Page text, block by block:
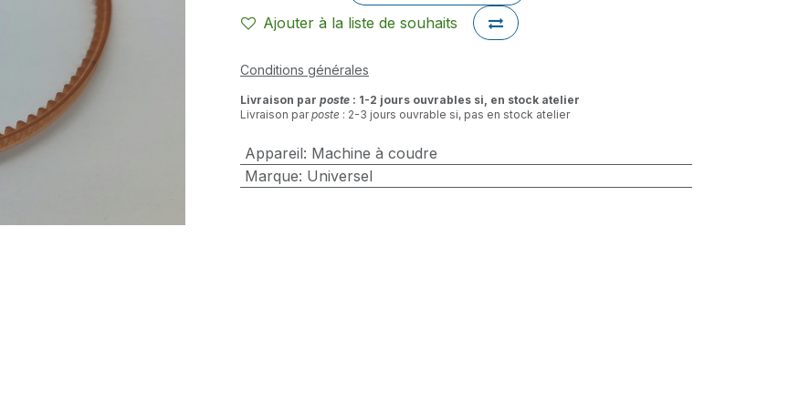
Ajouter à la liste de souhaits
Conditions générales
Livraison par poste : 1-2 jours ouvrables si, en stock atelier
Livraison parposte : 2-3 jours ouvrable si, pas en stock atelier
Appareil: Machine à coudre
Marque: Universel